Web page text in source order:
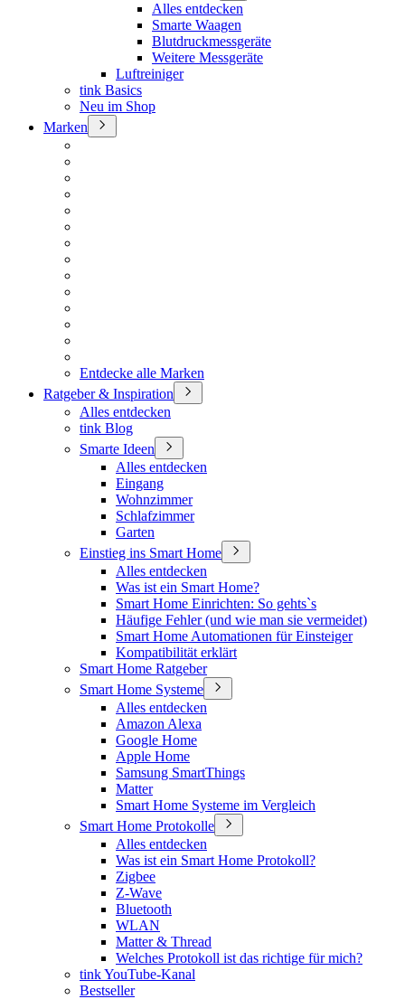
Alles entdecken
Smarte Waagen
Blutdruckmessgeräte
Weitere Messgeräte
Luftreiniger
tink Basics
Neu im Shop
Marken
Entdecke alle Marken
Ratgeber & Inspiration
Alles entdecken
tink Blog
Smarte Ideen
Alles entdecken
Eingang
Wohnzimmer
Schlafzimmer
Garten
Einstieg ins Smart Home
Alles entdecken
Was ist ein Smart Home?
Smart Home Einrichten: So gehts`s
Häufige Fehler (und wie man sie vermeidet)
Smart Home Automationen für Einsteiger
Kompatibilität erklärt
Smart Home Ratgeber
Smart Home Systeme
Alles entdecken
Amazon Alexa
Google Home
Apple Home
Samsung SmartThings
Matter
Smart Home Systeme im Vergleich
Smart Home Protokolle
Alles entdecken
Was ist ein Smart Home Protokoll?
Zigbee
Z-Wave
Bluetooth
WLAN
Matter & Thread
Welches Protokoll ist das richtige für mich?
tink YouTube-Kanal
Bestseller